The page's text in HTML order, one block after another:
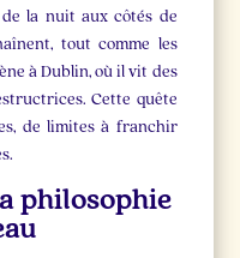
la nuit aux côtés de
tout comme les
à Dublin, où il vit des
Cette quête
de limites à franchir
philosophie